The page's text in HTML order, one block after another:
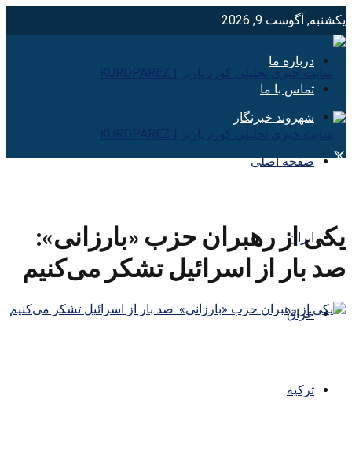
یکشنبه, آگوست 9, 2026
درباره ما
تماس با ما
شهروند خبرنگار
صفحه اصلی
ایران
عراق
ترکیه
یکی از رهبران حزب «بارزانی»:
صد بار از اسرائیل تشکر می‌کنیم